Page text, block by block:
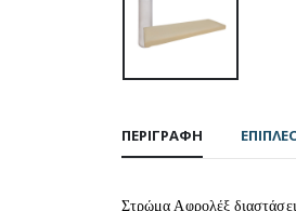
ΠΕΡΙΓΡΑΦΉ
Στρώμα Αφρολέξ